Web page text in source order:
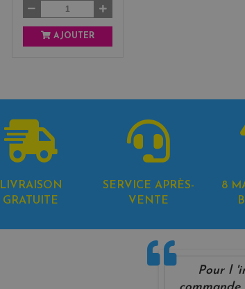
AJOUTER
LIVRAISON
GRATUITE
SERVICE APRÈS-
VENTE
8
Pour l